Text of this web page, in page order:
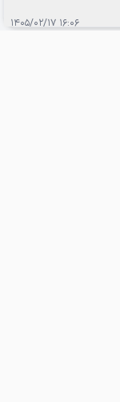
۱۶:۰۶ ۱۴۰۵/۰۲/۱۷